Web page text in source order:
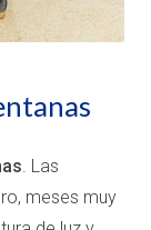
. Las
meses muy